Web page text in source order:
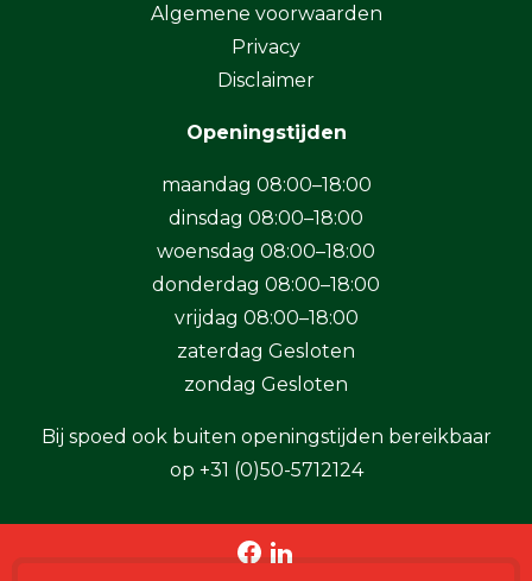
Algemene voorwaarden
Privacy
Disclaimer
Openingstijden
maandag 08:00–18:00
dinsdag 08:00–18:00
woensdag 08:00–18:00
donderdag 08:00–18:00
vrijdag 08:00–18:00
zaterdag Gesloten
zondag Gesloten
Bij spoed ook buiten openingstijden bereikbaar
op +31 (0)50-5712124